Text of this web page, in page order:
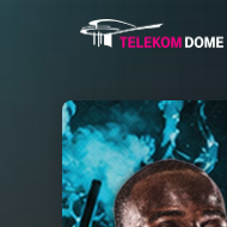
Skip header